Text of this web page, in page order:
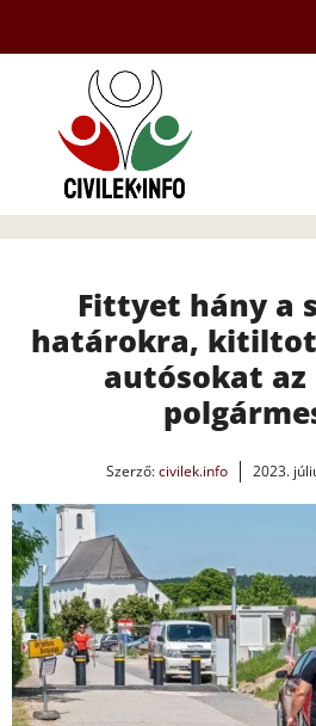
tartalomba
Fittyet hány a
határokra,
autósokat
Szerző:civilek.info 2023.